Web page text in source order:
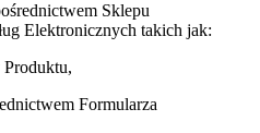
Sklepu
Elektronicznych takich jak:
Formularza